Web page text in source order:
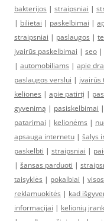
bakterijos | straipsniai |
| bilietai | paskelbimai |
straipsniai | paslaugos |
įvairūs paskelbimai | seo |
| automobiliams | apie
paslaugos verslui | įvairūs
keliones | apie patirtį |
gyvenimą | pasiskelbimai |
patarimai | kelionėms |
apsauga internetu | šalys
paskelbti | straipsniai |
| šansas parduoti |
taisyklės | pokalbiai |
reklamuokitės | kad
informacijai | kelionių